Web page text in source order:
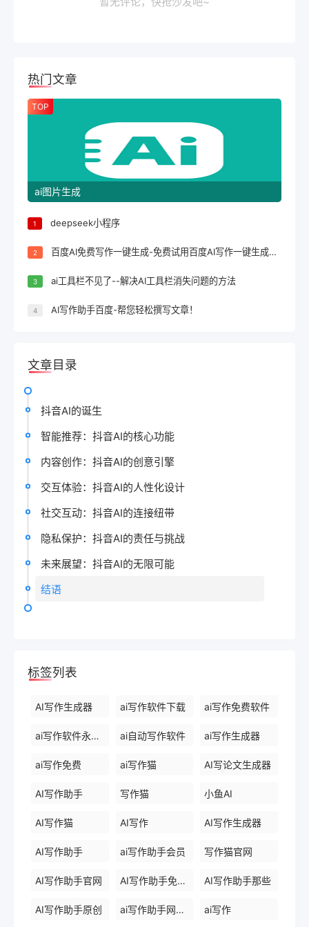
热门文章
TOP
ai图片生成
1 deepseek小程序
2 百度AI免费写作一键生成-免费试用百度AI写作一键生成，轻松完成文案创作！
3 ai工具栏不见了--解决AI工具栏消失问题的方法
4 AI写作助手百度-帮您轻松撰写文章！
文章目录
抖音AI的诞生
智能推荐：抖音AI的核心功能
内容创作：抖音AI的创意引擎
交互体验：抖音AI的人性化设计
社交互动：抖音AI的连接纽带
隐私保护：抖音AI的责任与挑战
未来展望：抖音AI的无限可能
结语
标签列表
AI写作生成器 ai写作软件下载 ai写作免费软件
ai写作软件永久免费版 ai自动写作软件 ai写作生成器
ai写作免费 ai写作猫 AI写论文生成器
AI写作助手 写作猫 小鱼AI
AI写作猫 AI写作 AI写作生成器
AI写作助手 ai写作助手会员 写作猫官网
AI写作助手官网 AI写作助手免费版 AI写作助手那些
AI写作助手原创 ai写作助手网页版 ai写作